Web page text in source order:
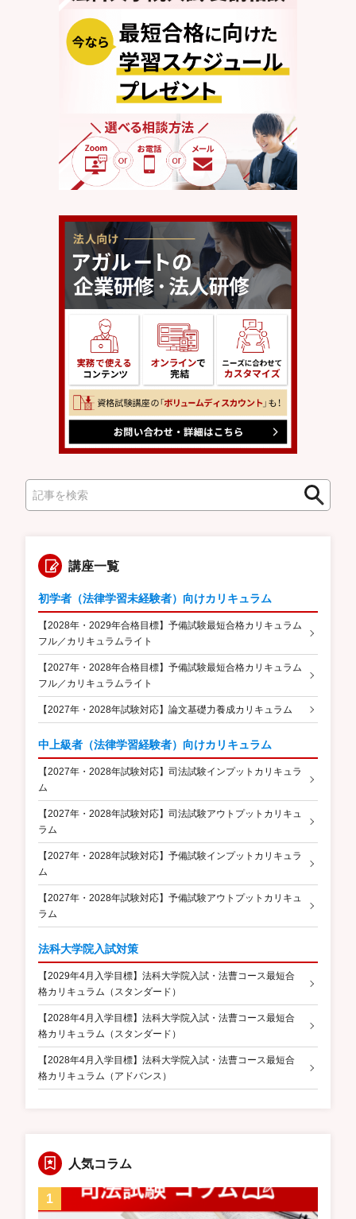
索
検
講座一覧
初学者（法律学習未経験者）向けカリキュラム
【2028年・2029年合格目標】予備試験最短合格カリキュラム
フル／カリキュラムライト
【2027年・2028年合格目標】予備試験最短合格カリキュラム
フル／カリキュラムライト
【2027年・2028年試験対応】論文基礎力養成カリキュラム
中上級者（法律学習経験者）向けカリキュラム
【2027年・2028年試験対応】司法試験インプットカリキュラ
ム
【2027年・2028年試験対応】司法試験アウトプットカリキュ
ラム
【2027年・2028年試験対応】予備試験インプットカリキュラ
ム
【2027年・2028年試験対応】予備試験アウトプットカリキュ
ラム
法科大学院入試対策
【2029年4月入学目標】法科大学院入試・法曹コース最短合
格カリキュラム（スタンダード）
【2028年4月入学目標】法科大学院入試・法曹コース最短合
格カリキュラム（スタンダード）
【2028年4月入学目標】法科大学院入試・法曹コース最短合
格カリキュラム（アドバンス）
人気コラム